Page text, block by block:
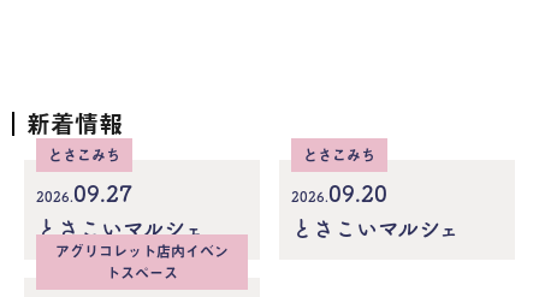
新着情報
とさこみち
2026. 09.27
とさこいマルシェ
とさこみち
2026. 09.20
とさこいマルシェ
アグリコレット店内イベン
トスペース